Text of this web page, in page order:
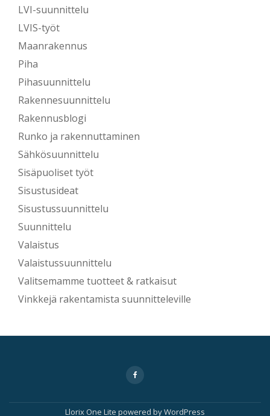
LVI-suunnittelu
LVIS-työt
Maanrakennus
Piha
Pihasuunnittelu
Rakennesuunnittelu
Rakennusblogi
Runko ja rakennuttaminen
Sähkösuunnittelu
Sisäpuoliset työt
Sisustusideat
Sisustussuunnittelu
Suunnittelu
Valaistus
Valaistussuunnittelu
Valitsemamme tuotteet & ratkaisut
Vinkkejä rakentamista suunnitteleville
Menu
fa-
facebook
Llorix One Lite powered byWordPress